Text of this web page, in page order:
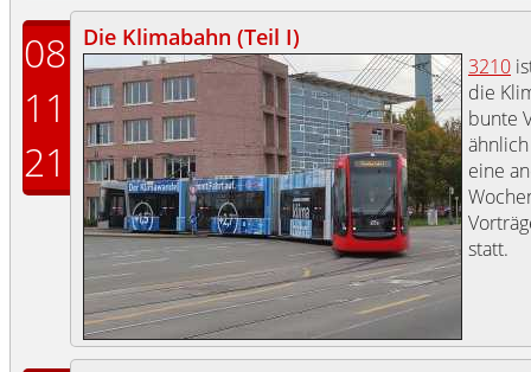
08
11
21
Die Klimabahn (Teil I)
3210
die
bunte
eine
statt.